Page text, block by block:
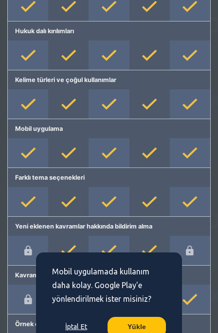
Hukuk dalı kırılımları
Kelime türleri ve çoğul kullanımlar
Mobil uygulama
Farklı tema seçenekleri
Yeni eklenen kavramlar hakkında bildirim alma
Kavram önerme
Örnek cümleler
Mobil uygulamada kullanım
daha kolay. Google Play'e
yönlendirilmek ister misiniz?
İptal Et Yükle